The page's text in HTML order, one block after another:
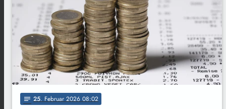
notes 25. Februar 2026 08:02